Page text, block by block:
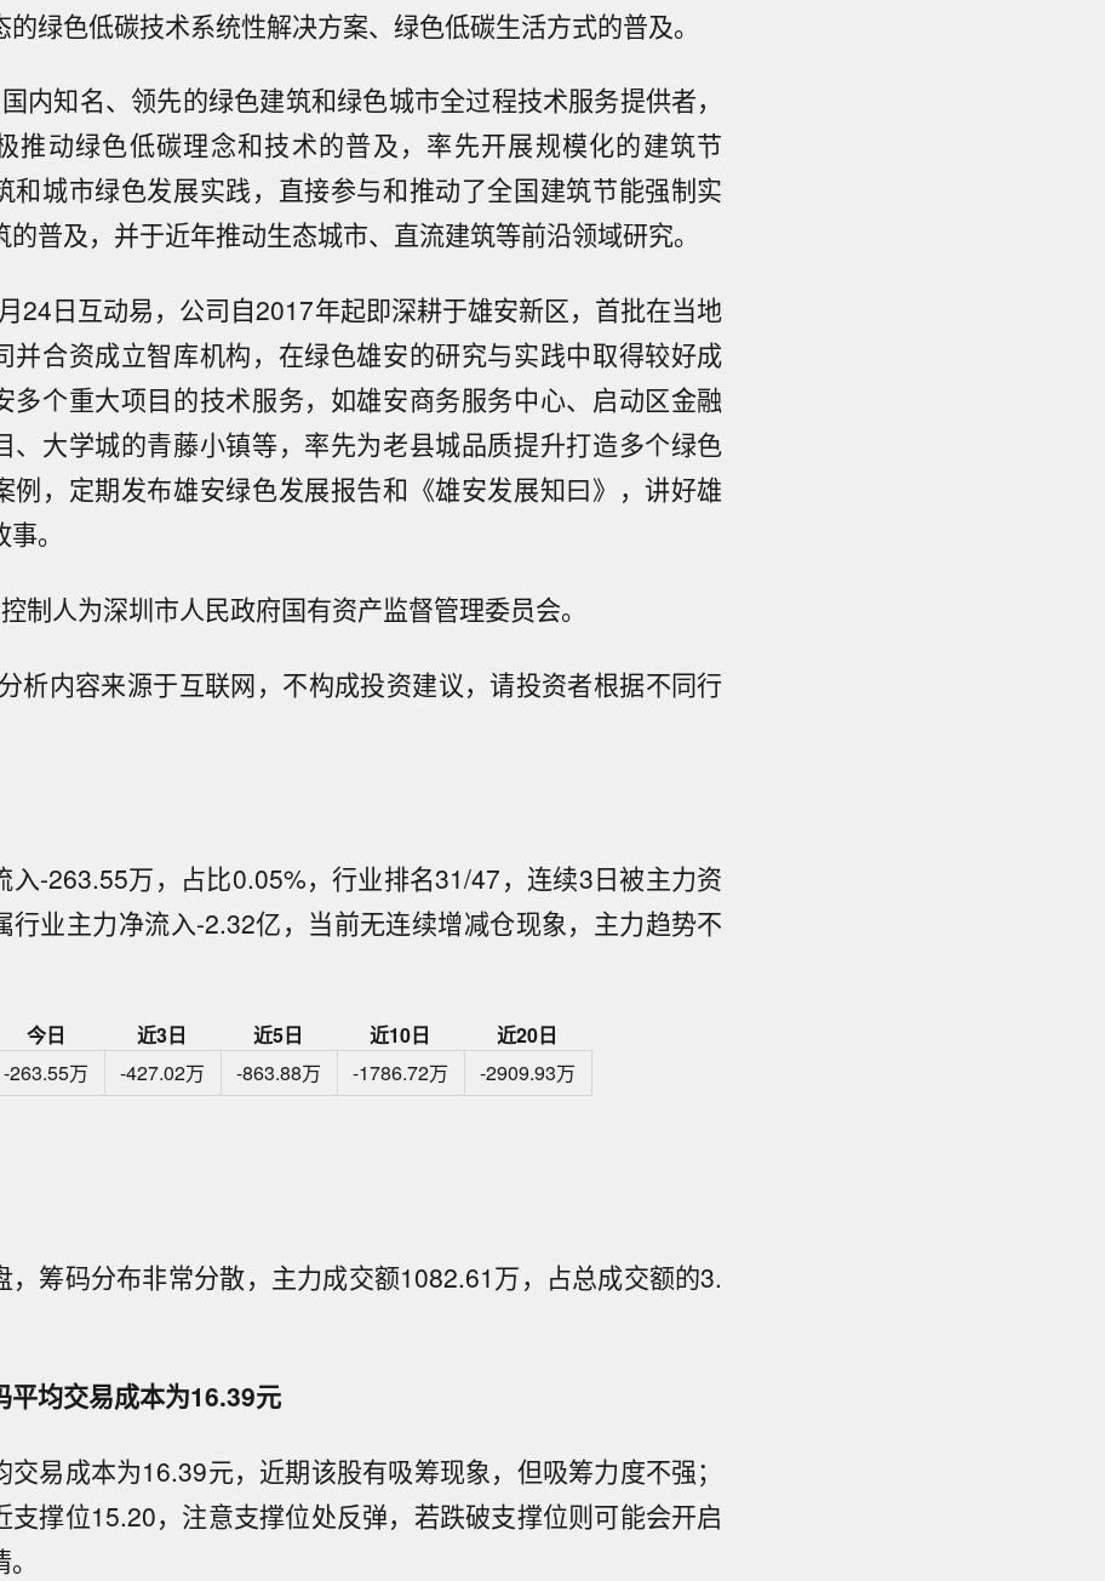
的绿色低碳技术系统性解决方案、绿色低碳生活方式的普及。
内知名、领先的绿色建筑和绿色城市全过程技术服务提供者，
推动绿色低碳理念和技术的普及，率先开展规模化的建筑节
和城市绿色发展实践，直接参与和推动了全国建筑节能强制实
的普及，并于近年推动生态城市、直流建筑等前沿领域研究。
24日互动易，公司自2017年起即深耕于雄安新区，首批在当地
并合资成立智库机构，在绿色雄安的研究与实践中取得较好成
多个重大项目的技术服务，如雄安商务服务中心、启动区金融
、大学城的青藤小镇等，率先为老县城品质提升打造多个绿色
例，定期发布雄安绿色发展报告和《雄安发展知曰》，讲好雄
。
制人为深圳市人民政府国有资产监督管理委员会。
析内容来源于互联网，不构成投资建议，请投资者根据不同行
入-263.55万，占比0.05%，行业排名31/47，连续3日被主力资
行业主力净流入-2.32亿，当前无连续增减仓现象，主力趋势不
今日 近3日 近5日 近10日
近20日
-263.55万 -427.02万 -863.88万 -1786.72万 -2909.93万
，筹码分布非常分散，主力成交额1082.61万，占总成交额的3.
平均交易成本为16.39元
交易成本为16.39元，近期该股有吸筹现象，但吸筹力度不强；
支撑位15.20，注意支撑位处反弹，若跌破支撑位则可能会开启